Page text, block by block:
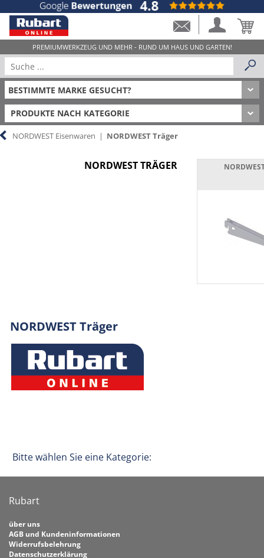
PRODUKTE NACH KATEGORIE
NORDWEST Eisenwaren | NORDWEST Träger
NORDWEST TRÄGER
NORDWEST Träger
Bitte wählen Sie eine Kategorie:
Rubart
über uns
AGB und Kundeninformationen
Widerrufsbelehrung
Datenschutzerklärung